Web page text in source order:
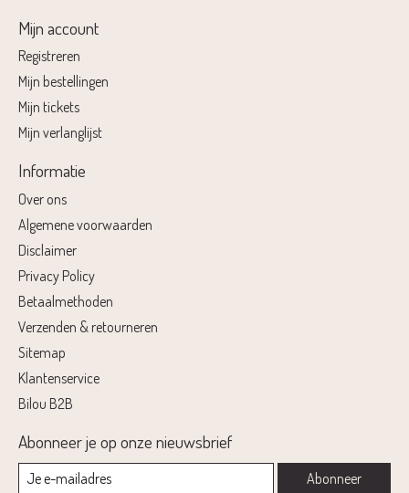
Mijn account
Registreren
Mijn bestellingen
Mijn tickets
Mijn verlanglijst
Informatie
Over ons
Algemene voorwaarden
Disclaimer
Privacy Policy
Betaalmethoden
Verzenden & retourneren
Sitemap
Klantenservice
Bilou B2B
Abonneer je op onze nieuwsbrief
Abonneer